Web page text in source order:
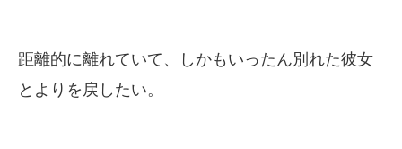
距離的に離れていて、しかもいったん別れた彼女
とよりを戻したい。